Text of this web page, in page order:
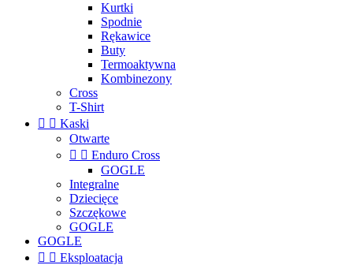
Kurtki
Spodnie
Rękawice
Buty
Termoaktywna
Kombinezony
Cross
T-Shirt
  Kaski
Otwarte
  Enduro Cross
GOGLE
Integralne
Dziecięce
Szczękowe
GOGLE
GOGLE
  Eksploatacja